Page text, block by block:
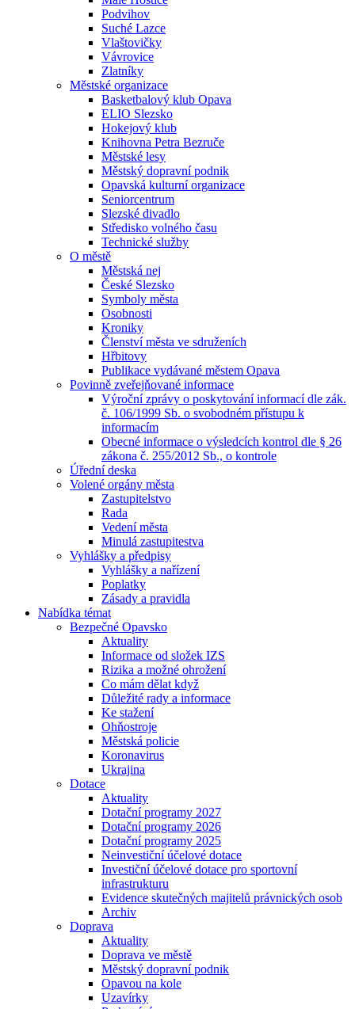
Podvihov
Suché Lazce
Vlaštovičky
Vávrovice
Zlatníky
Městské organizace
Basketbalový klub Opava
ELIO Slezsko
Hokejový klub
Knihovna Petra Bezruče
Městské lesy
Městský dopravní podnik
Opavská kulturní organizace
Seniorcentrum
Slezské divadlo
Středisko volného času
Technické služby
O městě
Městská nej
České Slezsko
Symboly města
Osobnosti
Kroniky
Členství města ve sdruženích
Hřbitovy
Publikace vydávané městem Opava
Povinně zveřejňované informace
Výroční zprávy o poskytování informací dle zák.
č. 106/1999 Sb. o svobodném přístupu k
informacím
Obecné informace o výsledcích kontrol dle § 26
zákona č. 255/2012 Sb., o kontrole
Úřední deska
Volené orgány města
Zastupitelstvo
Rada
Vedení města
Minulá zastupitestva
Vyhlášky a předpisy
Vyhlášky a nařízení
Poplatky
Zásady a pravidla
Nabídka témat
Bezpečné Opavsko
Aktuality
Informace od složek IZS
Rizika a možné ohrožení
Co mám dělat když
Důležité rady a informace
Ke stažení
Ohňostroje
Městská policie
Koronavirus
Ukrajina
Dotace
Aktuality
Dotační programy 2027
Dotační programy 2026
Dotační programy 2025
Neinvestiční účelové dotace
Investiční účelové dotace pro sportovní
infrastrukturu
Evidence skutečných majitelů právnických osob
Archiv
Doprava
Aktuality
Doprava ve městě
Městský dopravní podnik
Opavou na kole
Uzavírky